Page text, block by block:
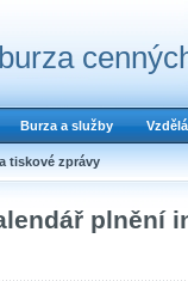
Burza a služby
tiskové zprávy
plnění